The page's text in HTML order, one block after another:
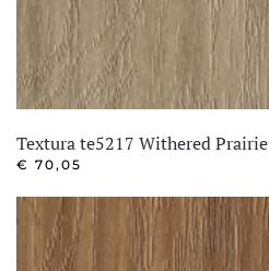
Textura te5217 Withered Prairie
€ 70,05